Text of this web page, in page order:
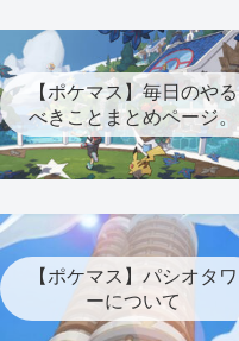
【ポケマス】毎日のやる
べきことまとめページ。
【ポケマス】パシオタワ
ーについて